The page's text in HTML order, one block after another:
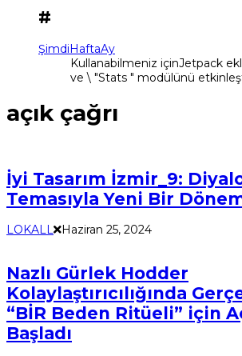
#
ŞimdiHaftaAy
Kullanabilmeniz içinJetpack
ve \ "Stats " modülünü
açık çağrı
İyi Tasarım İzmir_9:
Temasıyla Yeni Bir
LOKALL Haziran 25, 2024
Nazlı Gürlek Hodder
Kolaylaştırıcılığında
“BİR Beden Ritüeli” için
Başladı